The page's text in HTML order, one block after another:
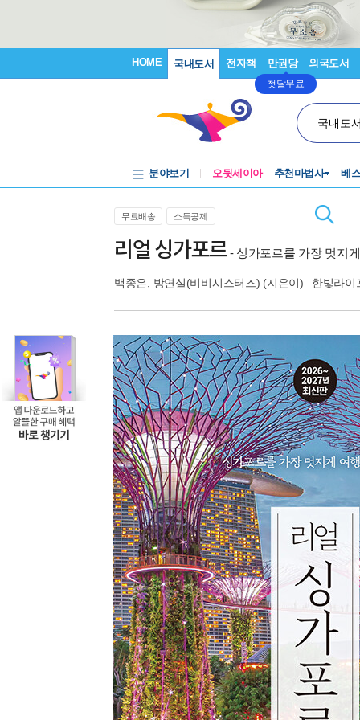
HOME 국내도서 전자책 만권당
첫달무료
외국도서
국내도
분야보기 오뒷세이아 추천마법사 베
무료배송 소득공제
리얼 싱가포르- 싱가포르를 가장 멋지
백종은, 방연실(비비시스터즈) (지은이) 한빛라이